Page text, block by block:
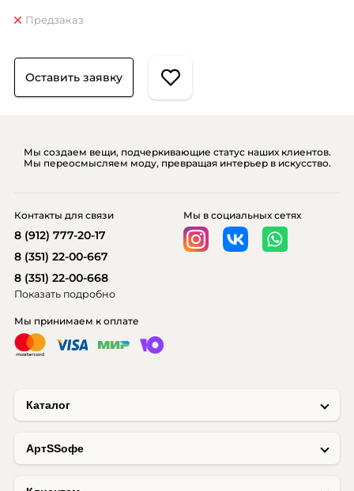
Предзаказ
Оставить заявку
Мы создаем вещи, подчеркивающие статус наших клиентов.
Мы переосмысляем моду, превращая интерьер в искусство.
Каталог
AртSSофе
Мы принимаем к оплате
Мы в социальных сетях
Контакты для связи
8 (912) 777-20-17
8 (351) 22-00-667
8 (351) 22-00-668
Показать подробно